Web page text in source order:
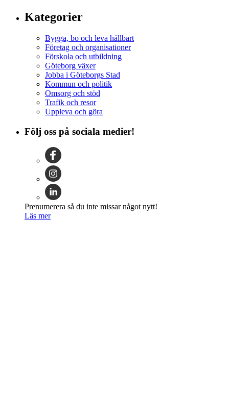
Kategorier
Bygga, bo och leva hållbart
Företag och organisationer
Förskola och utbildning
Göteborg växer
Jobba i Göteborgs Stad
Kommun och politik
Omsorg och stöd
Trafik och resor
Uppleva och göra
Följ oss på sociala medier!
Prenumerera så du inte missar något nytt!
Läs mer